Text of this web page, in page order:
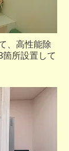
、高性能除
所設置して